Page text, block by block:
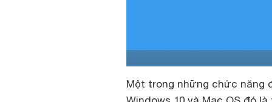
Một trong những chức năng